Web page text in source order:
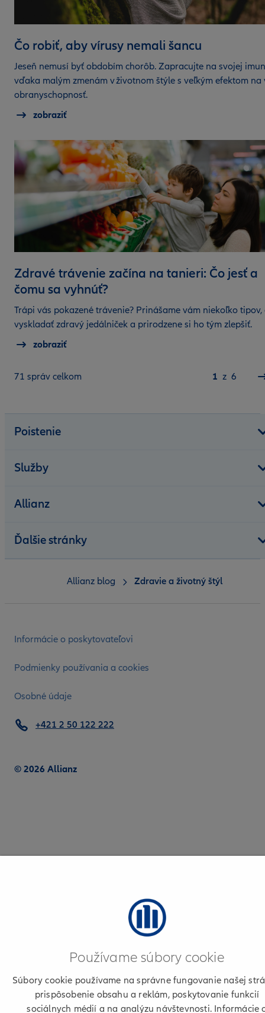
Čo robiť, aby vírusy nemali šancu
Jeseň nemusí byť obdobím chorôb. Zapracujte na svojej
vďaka malým zmenám v životnom štýle s veľkým efektom na
obranyschopnosť.
zobraziť
Zdravé trávenie začína na tanieri: Čo jesť a
čomu sa vyhnúť?
Trápi vás pokazené trávenie? Prinášame vám niekoľko tipov,
vyskladať zdravý jedálniček a prirodzene si ho tým zlepšiť.
zobraziť
71 správ celkom Ste tu:
1 z 6
Poistenie
Služby
Allianz
Ďalšie stránky
Informácie o poskytovateľovi
Podmienky používania a cookies
Osobné údaje
© 2026 Allianz
+421 2 50 122 222
Allianz blog Zdravie a životný štýl
Používame súbory cookie
Súbory cookie používame na správne fungovanie našej
prispôsobenie obsahu a reklám, poskytovanie funkcií
sociálnych médií a na analýzu návštevnosti. Informácie